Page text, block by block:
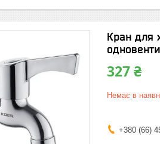
Кран для
327 ₴
Немає в
+380 (66)